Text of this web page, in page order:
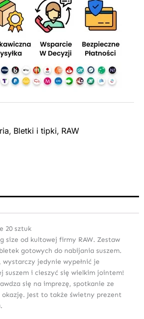
, Bletki i tipki, RAW
20 sztuk
size od kultowej firmy RAW. Zestaw
gotowych do nabijania suszem.
wystarczy jedynie wypełnić je
suszem i cieszyć się wielkim jointem!
się na imprezę, spotkanie ze
Jest to także świetny prezent